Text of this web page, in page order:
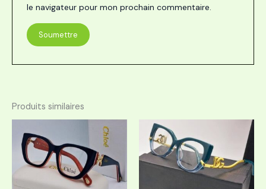
le navigateur pour mon prochain commentaire.
Produits similaires